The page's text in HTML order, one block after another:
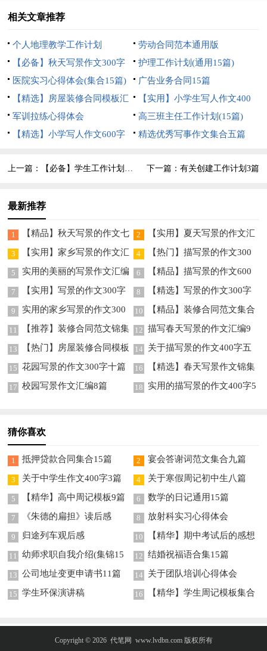
相关文章推荐
个人地理教学工作计划
劳动合同范本通用版
【必备】秋天写景作文300字
九篇
护理工作计划(通用15篇)
医院实习心得体会(集合15篇)
广告业务合同15篇
【精选】房屋装修合同模板汇
编7篇
【实用】小学生写人作文400
字8篇
军训拉练心得体会
高三班主任工作计划(15篇)
【精选】小学写人作文600字
精选优秀写事作文集合五篇
上一篇： 【必备】学生工作计划3篇 下一篇： 有关创建工作计划3篇
最新推荐
1
【精品】秋天写景的作文七
篇
2
【实用】夏天写景的作文汇
总7篇
3
【实用】家乡写景的作文汇
编五篇
4
【热门】描写景的作文300
字5篇
5
实用的美丽的写景作文汇编
六篇
6
【精品】描写景的作文600
字四篇
7
【实用】写景的作文300字
合集9篇
8
【精选】写景的作文300字
锦集7篇
9
实用的家乡写景的作文300
字四篇
10
【精品】装修合同范文集合
9篇
11
【推荐】装修合同范文锦集
7篇
12 描写春天写景的作文汇编9
篇
13
【热门】房屋装修合同模板
合集八篇
14
关于描写景的作文400字五
篇
15 花园写景的作文300字十篇 16
【精选】春天写景作文锦集
7篇
17 校园写景作文汇编8篇 18
实用的描写景的作文400字5
猜你喜欢
1 抵押贷款合同集合15篇 2 宴会答谢词范文集合九篇
3 关于中学生作文400字3篇 4 关于寒假周记初中生八篇
5 【精华】高中周记模板9篇 6 数学的日记通用15篇
7 《朱德的扁担》读后感 8 放射科实习心得体会
9 归途列车观后感 10
【精华】期中考试后的感想
作文汇总6篇
11
幼师求职自我介绍(集锦15
篇)
12 结婚祝福语合集15篇
13 公司地址变更申请书11篇 14 关于团队培训心得体会
15 学生环保演讲稿 16
【精华】学生周记模板集合
Copyright © 2026 代笔网 www.lvdbn.com 版权所有